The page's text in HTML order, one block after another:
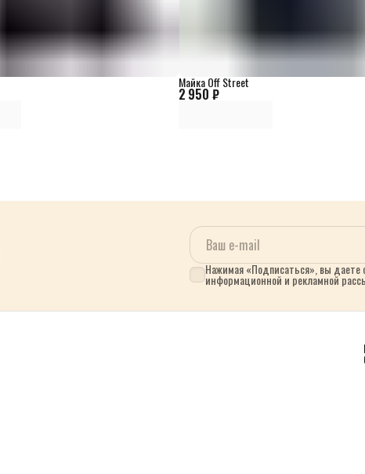
2 950 ₽
Майка Off Street
Нажимая «Подписаться», вы даете
информационной и рекламной